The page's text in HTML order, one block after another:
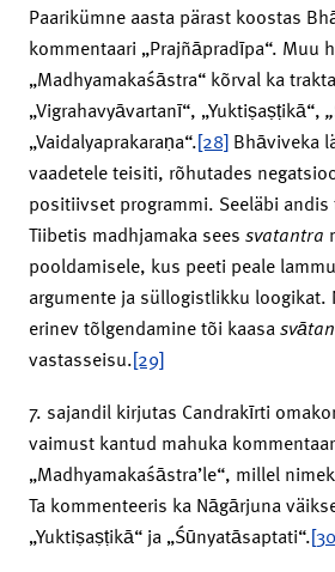
Paarikümne aasta pärast koostas
kommentaari „Prajñāpradīpa“. Muu
„Madhyamakaśāstra“ kõrval ka
„Vigrahavyāvartanī“, „Yuktiṣaṣṭikā“, „
„Vaidalyaprakaraṇa“.[28] Bhāviveka
vaadetele teisiti, rõhutades
positiivset programmi. Seeläbi
Tiibetis madhjamaka sees svatantra
pooldamisele, kus peeti peale
argumente ja süllogistlikku
erinev tõlgendamine tõi kaasa
vastasseisu.[29]
7. sajandil kirjutas Candrakīrti
vaimust kantud mahuka
„Madhyamakaśāstra’le“, millel
Ta kommenteeris ka Nāgārjuna
„Yuktiṣaṣṭikā“ ja „Śūnyatāsaptati“.